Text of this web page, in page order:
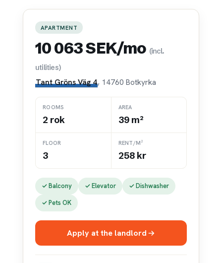
APARTMENT
10 063 SEK/mo (incl.
utilities)
Tant Gröns Väg 4, 14760 Botkyrka
ROOMS
2 rok
AREA
39 m²
FLOOR
3
RENT/M²
258 kr
✓ Balcony ✓ Elevator
✓ Dishwasher
✓ Pets OK
Apply at the landlord